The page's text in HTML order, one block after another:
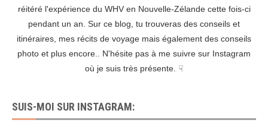
réitéré l'expérience du WHV en Nouvelle-Zélande cette fois-ci
pendant un an. Sur ce blog, tu trouveras des conseils et
itinéraires, mes récits de voyage mais également des conseils
photo et plus encore.. N'hésite pas à me suivre sur Instagram
où je suis très présente. ☟
SUIS-MOI SUR INSTAGRAM: